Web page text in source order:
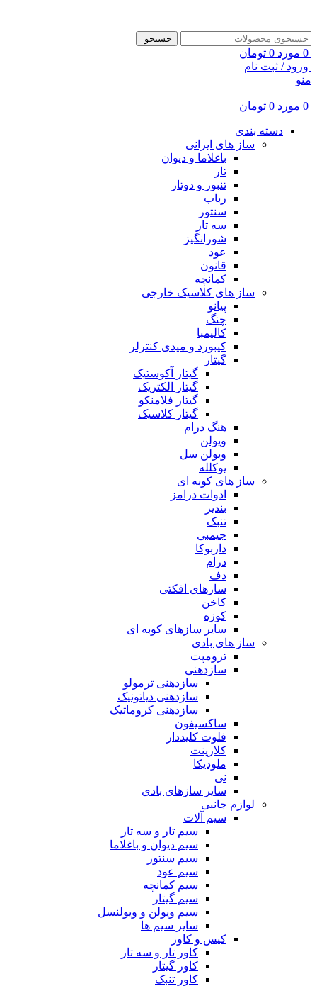
جستجو
0 مورد 0 تومان
ورود / ثبت نام
منو
0 مورد 0 تومان
دسته بندی
ساز های ایرانی
باغلاما و دیوان
تار
تنبور و دوتار
رباب
سنتور
سه تار
شورانگیز
عود
قانون
کمانچه
ساز های کلاسیک خارجی
پیانو
چنگ
کالیمبا
کیبورد و میدی کنترلر
گیتار
گیتار آکوستیک
گیتار الکتریک
گیتار فلامنکو
گیتار کلاسیک
هنگ درام
ویولن
ویولن سل
یوکلله
ساز های کوبه ای
ادوات درامز
بندیر
تنبک
جیمبی
داربوکا
درام
دف
سازهای افکتی
کاخن
کوزه
سایر سازهای کوبه ای
ساز های بادی
ترومپت
سازدهنی
سازدهنی ترمولو
سازدهنی دیاتونیک
سازدهنی کروماتیک
ساکسیفون
فلوت کلیددار
کلارینت
ملودیکا
نی
سایر سازهای بادی
لوازم جانبی
سیم آلات
سیم تار و سه تار
سیم دیوان و باغلاما
سیم سنتور
سیم عود
سیم کمانچه
سیم گیتار
سیم ویولن و ویولنسل
سایر سیم ها
کیس و کاور
کاور تار و سه تار
کاور گیتار
کاور تنبک